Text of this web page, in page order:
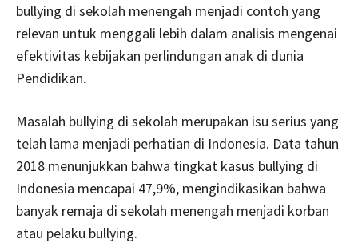
bullying di sekolah menengah menjadi contoh yang
relevan untuk menggali lebih dalam analisis mengenai
efektivitas kebijakan perlindungan anak di dunia
Pendidikan.
Masalah bullying di sekolah merupakan isu serius yang
telah lama menjadi perhatian di Indonesia. Data tahun
2018 menunjukkan bahwa tingkat kasus bullying di
Indonesia mencapai 47,9%, mengindikasikan bahwa
banyak remaja di sekolah menengah menjadi korban
atau pelaku bullying.